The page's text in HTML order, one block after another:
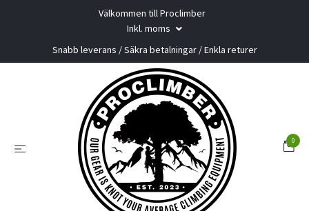
Välkommen till Proclimber
Inkl. moms
Snabb leverans / Säkra betalningar / Enkla returer
0